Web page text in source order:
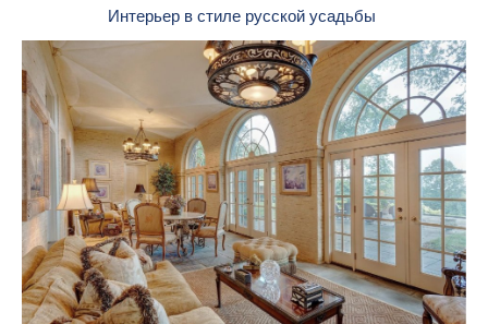
Интерьер в стиле русской усадьбы